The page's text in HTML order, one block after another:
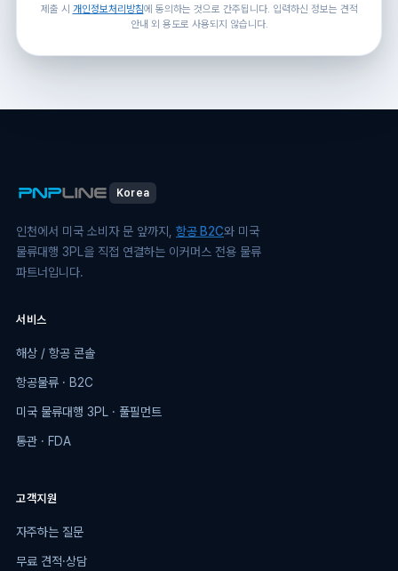
제출 시 개인정보처리방침에 동의하는 것으로 간주됩니다. 입력하신 정보는 견적
안내 외 용도로 사용되지 않습니다.
Korea
인천에서 미국 소비자 문 앞까지, 항공 B2C와 미국
물류대행 3PL을 직접 연결하는 이커머스 전용 물류
파트너입니다.
서비스
해상 / 항공 콘솔
항공물류 · B2C
미국 물류대행 3PL · 풀필먼트
통관 · FDA
고객지원
자주하는 질문
무료 견적·상담